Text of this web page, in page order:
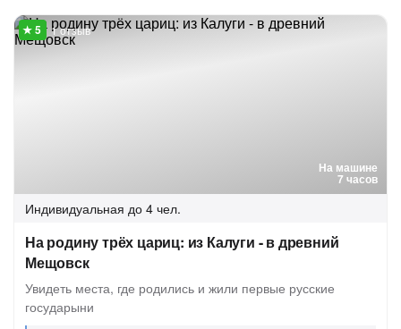
На машине
7 часов
1 отзыв
Индивидуальная до 4 чел.
На родину трёх цариц: из Калуги - в древний
Мещовск
Увидеть места, где родились и жили первые русские
государыни